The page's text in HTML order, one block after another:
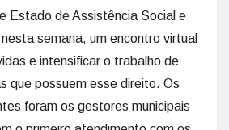
Estado de Assistência Social e
semana, um encontro virtual
e intensificar o trabalho de
que possuem esse direito. Os
foram os gestores municipais